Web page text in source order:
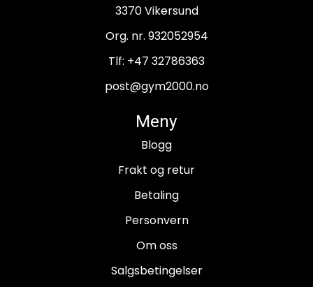
3370 Vikersund
Org. nr. 932052954
Tlf: +47 32786363
post@gym2000.no
Meny
Blogg
Frakt og retur
Betaling
Personvern
Om oss
Salgsbetingelser